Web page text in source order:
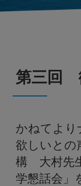
第三回
かねてより
欲しいとの
構 大村先
学懇話会」